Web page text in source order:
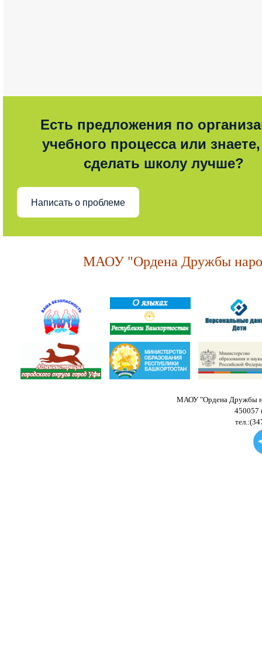
Есть предложения по
учебного процесса или знаете,
сделать школу лучше?
Написать о проблеме
МАОУ "Ордена Дружбы
МАОУ "Ордена Дружбы
450057